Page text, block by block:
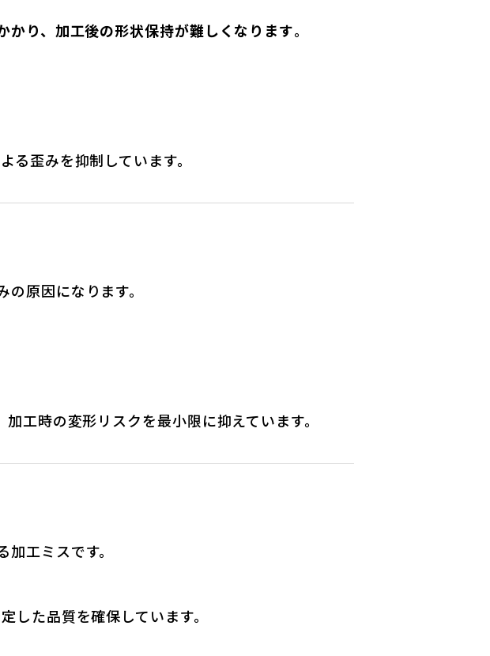
かり、加工後の形状保持が難しくなります。
歪みを抑制しています。
原因になります。
工時の変形リスクを最小限に抑えています。
工ミスです。
た品質を確保しています。